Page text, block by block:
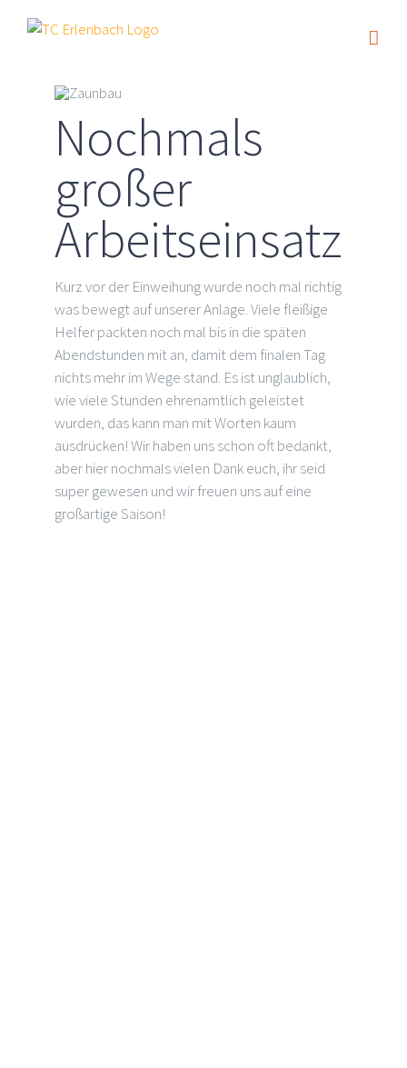
Inhalt
Nochmals
großer
Arbeitseinsatz
Kurz vor der Einweihung wurde noch mal richtig
was bewegt auf unserer Anlage. Viele fleißige
Helfer packten noch mal bis in die späten
Abendstunden mit an, damit dem finalen Tag
nichts mehr im Wege stand. Es ist unglaublich,
wie viele Stunden ehrenamtlich geleistet
wurden, das kann man mit Worten kaum
ausdrücken! Wir haben uns schon oft bedankt,
aber hier nochmals vielen Dank euch, ihr seid
super gewesen und wir freuen uns auf eine
großartige Saison!